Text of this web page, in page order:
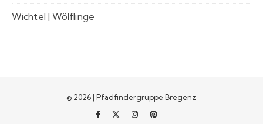
Wichtel | Wölflinge
© 2026 | Pfadfindergruppe Bregenz